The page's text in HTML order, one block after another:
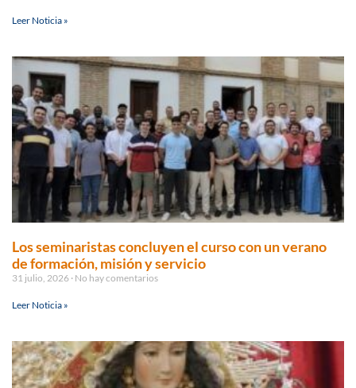
Leer Noticia »
Los seminaristas concluyen el curso con un verano
de formación, misión y servicio
31 julio, 2026 No hay comentarios
Leer Noticia »